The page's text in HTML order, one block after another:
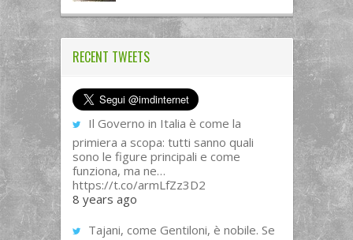
RECENT TWEETS
Il Governo in Italia è come la
primiera a scopa: tutti sanno quali
sono le figure principali e come
funziona, ma ne…
https://t.co/armLfZz3D2
8 years ago
Tajani, come Gentiloni, è nobile. Se